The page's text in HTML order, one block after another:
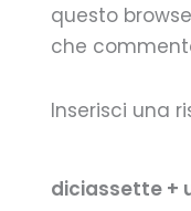
questo
che
Inserisci una
diciassette +